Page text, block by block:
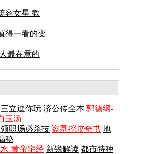
容女星 教
得一看的变
最在意的
立逗你玩 济公传全本 郭德纲-
玉汤
职场必杀技 盗墓挖坟奇书 地
秘
-黄帝宅经 新锐解读 都市特种